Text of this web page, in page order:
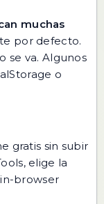
muchas
por defecto.
se va. Algunos
o
gratis sin subir
elige la
browser